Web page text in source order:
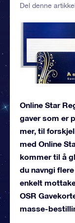
Del denne
Online Star
gaver som er
mer, til
med Online
kommer til å
du navngi
enkelt
OSR
masse-